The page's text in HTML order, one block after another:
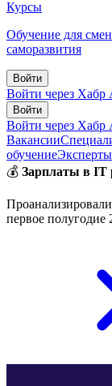
Курсы
Обучение для
саморазвития
Войти
Войти через Хабр
Войти
Войти через Хабр
Вакансии
обучениеЭксперты
💰 Зарплаты в IT
Проанализировали
первое полугодие